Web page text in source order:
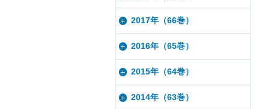
2017年（66巻）
2016年（65巻）
2015年（64巻）
2014年（63巻）